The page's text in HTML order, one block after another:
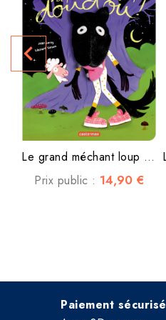
Le grand méchant loup a...
Prix public : 14,90 €
navigate_before
Paiement sécurisé